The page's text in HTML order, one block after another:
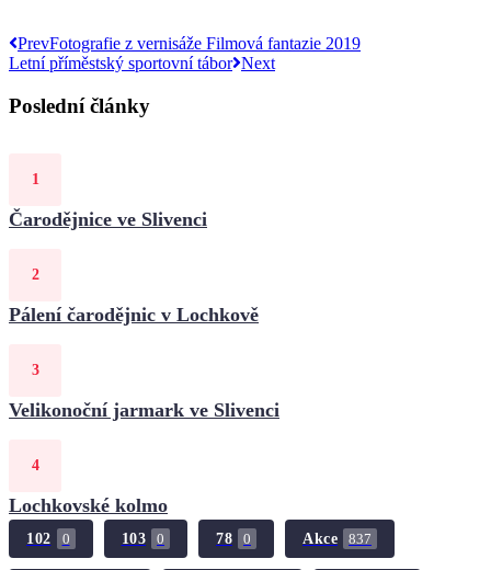
PrevFotografie z vernisáže Filmová fantazie 2019
Letní příměstský sportovní tábor Next
Poslední články
Čarodějnice ve Slivenci
Pálení čarodějnic v Lochkově
Velikonoční jarmark ve Slivenci
Lochkovské kolmo
102 0 103 0 78 0 Akce 837